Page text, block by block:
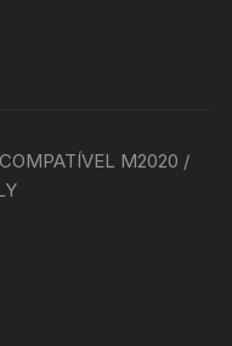
M2020 /